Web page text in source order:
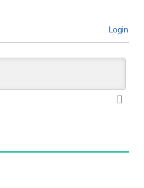
Login